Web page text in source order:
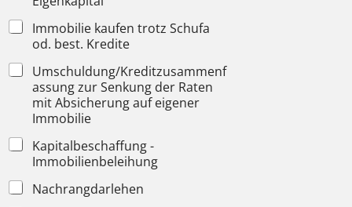
Immobilie kaufen trotz Schufa
od. best. Kredite
Umschuldung/Kreditzusammenf
assung zur Senkung der Raten
mit Absicherung auf eigener
Immobilie
Kapitalbeschaffung -
Immobilienbeleihung
Nachrangdarlehen